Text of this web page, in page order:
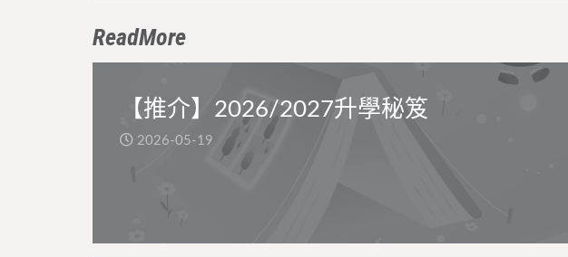
ReadMore
【推介】2026/2027升學秘笈
2026-05-19